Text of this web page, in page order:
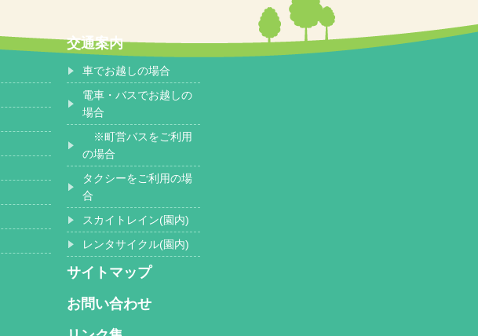
交通案内
車でお越しの場合
電車・バスでお越しの
場合
※町営バスをご利用
の場合
タクシーをご利用の場
合
スカイトレイン(園内)
レンタサイクル(園内)
サイトマップ
お問い合わせ